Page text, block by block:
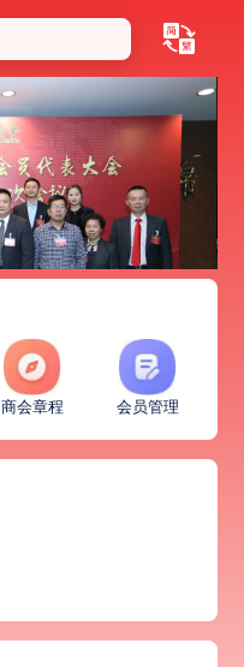
商会章程 会员管理